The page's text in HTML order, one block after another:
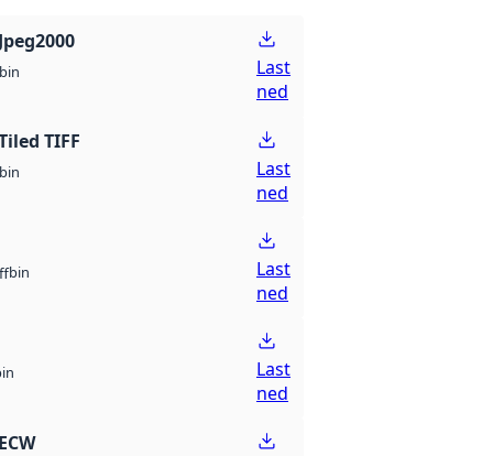
bin
Last
ned
TIFF
bin
Last
ned
bin
Last
ned
Last
ned